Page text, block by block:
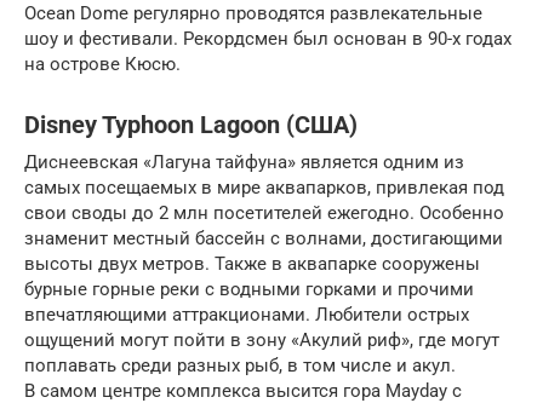
Ocean Dome регулярно проводятся развлекательные
шоу и фестивали. Рекордсмен был основан в 90-х годах
на острове Кюсю.
Disney Typhoon Lagoon (США)
Диснеевская «Лагуна тайфуна» является одним из
самых посещаемых в мире аквапарков, привлекая под
свои своды до 2 млн посетителей ежегодно. Особенно
знаменит местный бассейн с волнами, достигающими
высоты двух метров. Также в аквапарке сооружены
бурные горные реки с водными горками и прочими
впечатляющими аттракционами. Любители острых
ощущений могут пойти в зону «Акулий риф», где могут
поплавать среди разных рыб, в том числе и акул.
В самом центре комплекса высится гора Mayday с